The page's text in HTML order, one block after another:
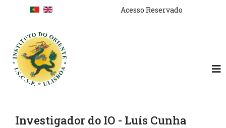
Acesso Reservado
Investigador do IO - Luís Cunha